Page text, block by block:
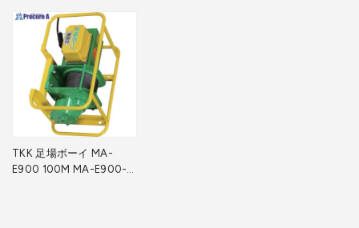
TKK 足場ボーイ MA-
E900 100M MA-E900-